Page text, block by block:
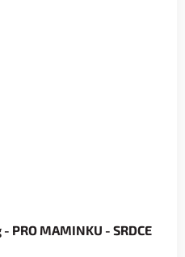
MAMINKU - SRDCE